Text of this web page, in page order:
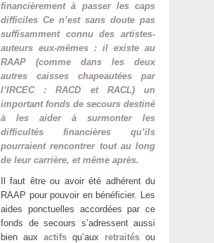
financièrement à passer les caps
difficiles Ce n’est sans doute pas
suffisamment connu des artistes-
auteurs eux-mêmes : il existe au
RAAP (comme dans les deux
autres caisses chapeautées par
l’IRCEC : RACD et RACL) un
important fonds de secours destiné
à les aider à surmonter les
difficultés financières qu’ils
pourraient rencontrer tout au long
de leur carrière, et même après.
Il faut être ou avoir été adhérent du
RAAP pour pouvoir en bénéficier. Les
aides ponctuelles accordées par ce
fonds de secours s’adressent aussi
bien aux actifs qu’aux retraités ou